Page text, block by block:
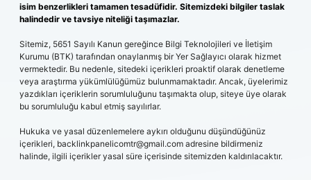
isim benzerlikleri tamamen tesadüfidir. Sitemizdeki bilgiler taslak
halindedir ve tavsiye niteliği taşımazlar.
Sitemiz, 5651 Sayılı Kanun gereğince Bilgi Teknolojileri ve İletişim
Kurumu (BTK) tarafından onaylanmış bir Yer Sağlayıcı olarak hizmet
vermektedir. Bu nedenle, sitedeki içerikleri proaktif olarak denetleme
veya araştırma yükümlülüğümüz bulunmamaktadır. Ancak, üyelerimiz
yazdıkları içeriklerin sorumluluğunu taşımakta olup, siteye üye olarak
bu sorumluluğu kabul etmiş sayılırlar.
Hukuka ve yasal düzenlemelere aykırı olduğunu düşündüğünüz
içerikleri, backlinkpanelicomtr@gmail.com adresine bildirmeniz
halinde, ilgili içerikler yasal süre içerisinde sitemizden kaldırılacaktır.